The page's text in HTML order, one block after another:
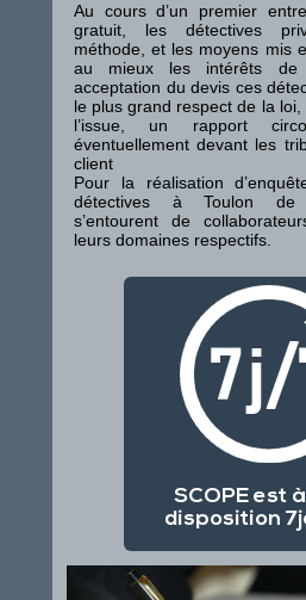
Au cours d’un premier
gratuit, les détectives
méthode, et les moyens mis
au mieux les intérêts de
acceptation du devis ces
le plus grand respect de la
l’issue, un rapport
éventuellement devant les
client
Pour la réalisation
détectives à Toulon de
s’entourent de
leurs domaines respectifs.
SCOPE est
disposition